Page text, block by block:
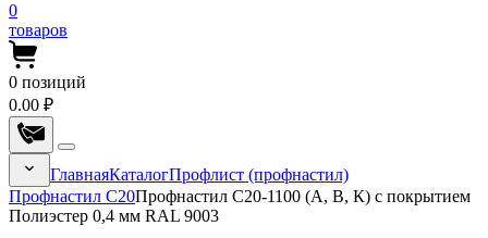
0
товаров
0 позиций
0.00 ₽
ГлавнаяКаталогПрофлист (профнастил)
Профнастил С20Профнастил С20-1100 (А, В, К) с покрытием
Полиэстер 0,4 мм RAL 9003